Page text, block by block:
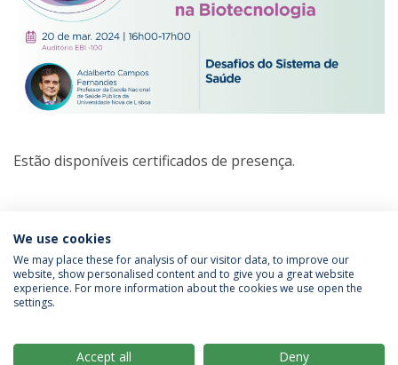
Estão disponíveis certificados de presença.
Tertúlias na Biotecnologia
Política de Privacidade
Termos & Condições
We use cookies
We may place these for analysis of our visitor data, to improve our
website, show personalised content and to give you a great website
experience. For more information about the cookies we use open the
settings.
Accept all Deny